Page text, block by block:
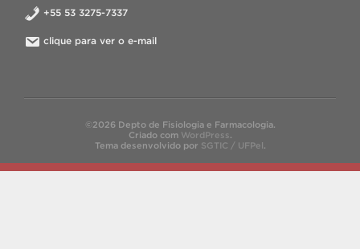
+55 53 3275-7337
clique para ver o e-mail
©2026 Depto de Fisiologia e Farmacologia.
Criado com WordPress.
Tema desenvolvido por SGTIC / UFPel.